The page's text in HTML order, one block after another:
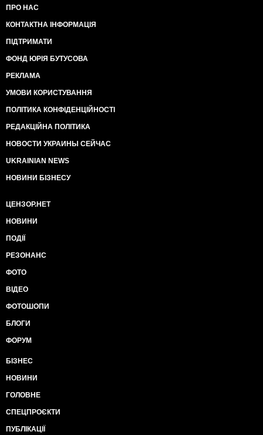
ПРО НАС
КОНТАКТНА ІНФОРМАЦІЯ
ПІДТРИМАТИ
ФОНД ЮРІЯ БУТУСОВА
РЕКЛАМА
УМОВИ КОРИСТУВАННЯ
ПОЛІТИКА КОНФІДЕНЦІЙНОСТІ
РЕДАКЦІЙНА ПОЛІТИКА
НОВОСТИ УКРАИНЫ СЕЙЧАС
UKRAINIAN NEWS
НОВИНИ БІЗНЕСУ
ЦЕНЗОР.НЕТ
НОВИНИ
ПОДІЇ
РЕЗОНАНС
ФОТО
ВІДЕО
ФОТОШОПИ
БЛОГИ
ФОРУМ
БІЗНЕС
НОВИНИ
ГОЛОВНЕ
СПЕЦПРОЄКТИ
ПУБЛІКАЦІЇ